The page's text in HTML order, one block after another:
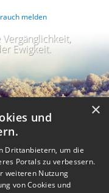
Ewigkeit.
melden
Datenschutz
AGB
×
und
Drittanbietern, um die
Portals zu verbessern.
weiteren Nutzung
von Cookies und